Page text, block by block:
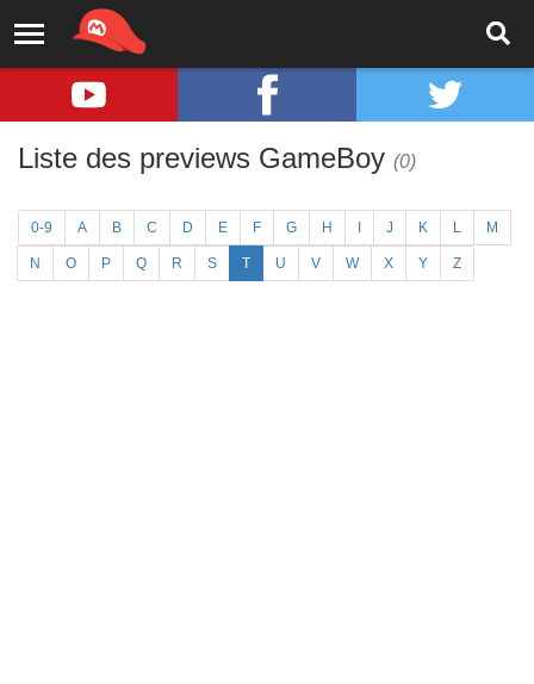
Liste des previews GameBoy (0)
0-9 A B C D E F G H J K L M
N O P Q R S T U V W X Y Z